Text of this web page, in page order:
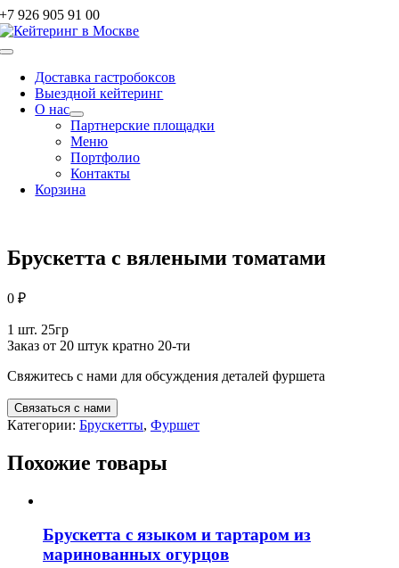
Skip
to
content
+7 926 905 91 00
Toggle
NavigationДоставка гастробоксов
Выездной кейтеринг
О нас
Партнерские площадки
Меню
Портфолио
Контакты
Корзина
Брускетта с вялеными томатами
0 ₽
1 шт. 25гр
Заказ от 20 штук кратно 20-ти
Свяжитесь с нами для обсуждения деталей фуршета
Связаться с нами
Категории: Брускетты, Фуршет
Похожие товары
Брускетта с языком и тартаром из
маринованных огурцов